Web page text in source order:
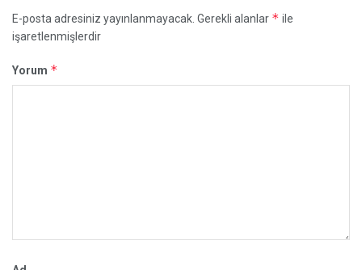
E-posta adresiniz yayınlanmayacak. Gerekli alanlar * ile
işaretlenmişlerdir
Yorum *